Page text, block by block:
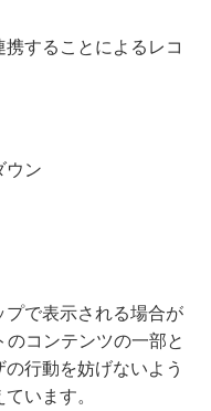
することによるレコ
ウン
で表示される場合が
コンテンツの一部と
行動を妨げないよう
います。